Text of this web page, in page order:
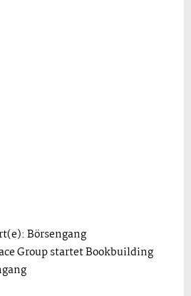
Börsengang
Group startet Bookbuilding